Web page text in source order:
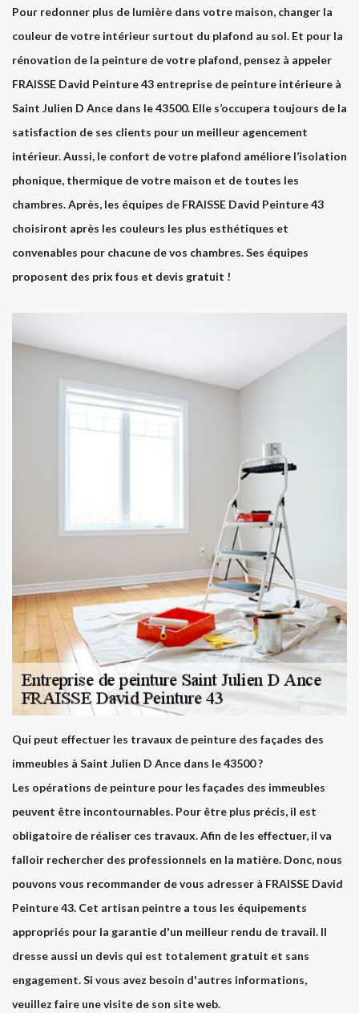
Pour redonner plus de lumière dans votre maison, changer la
couleur de votre intérieur surtout du plafond au sol. Et pour la
rénovation de la peinture de votre plafond, pensez à appeler
FRAISSE David Peinture 43 entreprise de peinture intérieure à
Saint Julien D Ance dans le 43500. Elle s’occupera toujours de la
satisfaction de ses clients pour un meilleur agencement
intérieur. Aussi, le confort de votre plafond améliore l’isolation
phonique, thermique de votre maison et de toutes les
chambres. Après, les équipes de FRAISSE David Peinture 43
choisiront après les couleurs les plus esthétiques et
convenables pour chacune de vos chambres. Ses équipes
proposent des prix fous et devis gratuit !
Qui peut effectuer les travaux de peinture des façades des
immeubles à Saint Julien D Ance dans le 43500 ?
Les opérations de peinture pour les façades des immeubles
peuvent être incontournables. Pour être plus précis, il est
obligatoire de réaliser ces travaux. Afin de les effectuer, il va
falloir rechercher des professionnels en la matière. Donc, nous
pouvons vous recommander de vous adresser à FRAISSE David
Peinture 43. Cet artisan peintre a tous les équipements
appropriés pour la garantie d'un meilleur rendu de travail. Il
dresse aussi un devis qui est totalement gratuit et sans
engagement. Si vous avez besoin d'autres informations,
veuillez faire une visite de son site web.